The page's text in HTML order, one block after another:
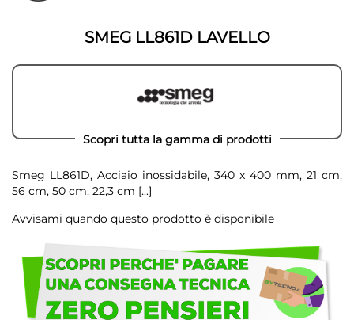
galleria
SMEG LL861D LAVELLO
Scopri tutta la gamma di prodotti
Smeg LL861D, Acciaio inossidabile, 340 x 400 mm, 21 cm,
56 cm, 50 cm, 22,3 cm [...]
Avvisami quando questo prodotto è disponibile
Scegli
di
non
avere
problemi!